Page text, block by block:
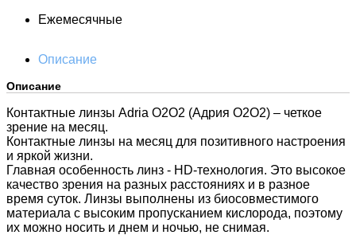
Ежемесячные
Описание
Описание
Контактные линзы Adria O2O2 (Адрия О2О2) – четкое
зрение на месяц.
Контактные линзы на месяц для позитивного настроения
и яркой жизни.
Главная особенность линз - HD-технология. Это высокое
качество зрения на разных расстояниях и в разное
время суток. Линзы выполнены из биосовместимого
материала с высоким пропусканием кислорода, поэтому
их можно носить и днем и ночью, не снимая.